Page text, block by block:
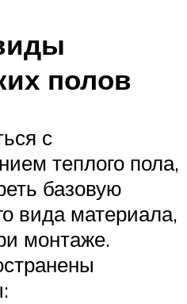
полов
с
теплого пола,
базовую
вида материала,
монтаже.